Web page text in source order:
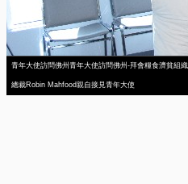
青年大使訪問佛州青年大使訪問佛州-拜會糧食濟貧組織
總裁Robin Mahfood親自接見青年大使